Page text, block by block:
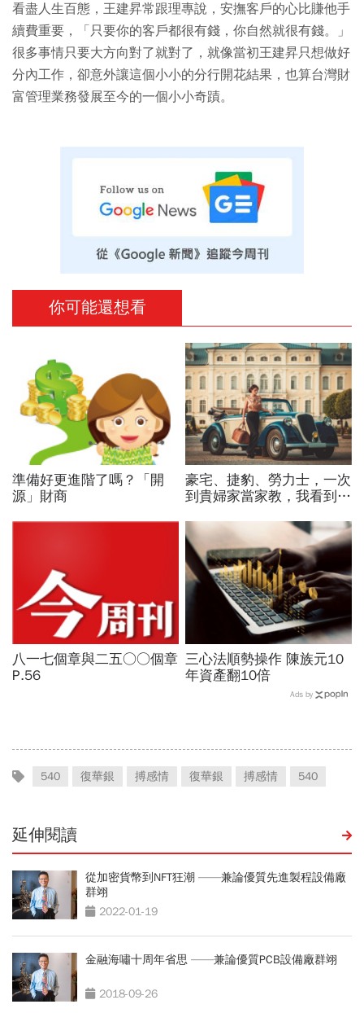
看盡人生百態，王建昇常跟理專說，安撫客戶的心比賺他手
續費重要，「只要你的客戶都很有錢，你自然就很有錢。」
很多事情只要大方向對了就對了，就像當初王建昇只想做好
分內工作，卻意外讓這個小小的分行開花結果，也算台灣財
富管理業務發展至今的一個小小奇蹟。
你可能還想看
準備好更進階了嗎？「開
源」財商
豪宅、捷豹、勞力士，一次
到貴婦家當家教，我看到中
八一七個章與二五○○個章
P.56
三心法順勢操作 陳族元10
年資產翻10倍
Ads by
540 復華銀 搏感情 復華銀 搏感情 540
延伸閱讀
從加密貨幣到NFT狂潮 ——兼論優質先進製程設備廠
群翊
2022-01-19
金融海嘯十周年省思 ——兼論優質PCB設備廠群翊
2018-09-26